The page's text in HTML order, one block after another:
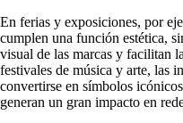
En ferias y exposiciones, por
cumplen una función estética,
visual de las marcas y facilitan
festivales de música y arte, las
convertirse en símbolos
generan un gran impacto en